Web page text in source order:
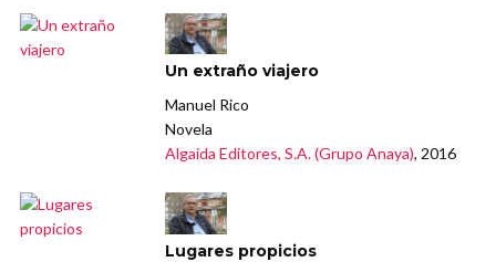
Un extraño viajero
Manuel Rico
Novela
Algaida Editores, S.A. (Grupo Anaya), 2016
Lugares propicios